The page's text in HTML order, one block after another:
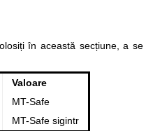
în această secțiune, a se
Valoare
MT-Safe
MT-Safe sigintr